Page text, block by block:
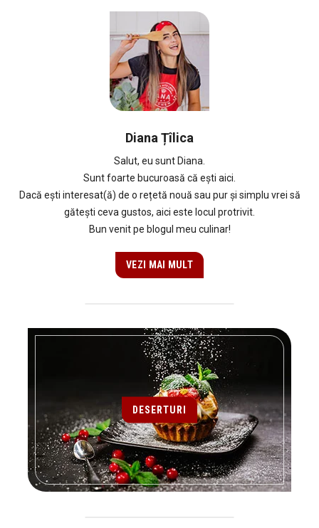
Diana Țîlica
Salut, eu sunt Diana.
Sunt foarte bucuroasă că ești aici.
Dacă ești interesat(ă) de o rețetă nouă sau pur și simplu vrei să
gătești ceva gustos, aici este locul protrivit.
Bun venit pe blogul meu culinar!
VEZI MAI MULT
DESERTURI